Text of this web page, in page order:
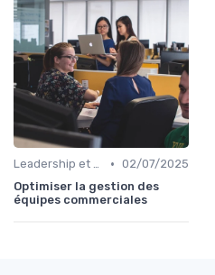
Leadership et management commercial • 02/07/2025
Optimiser la gestion des
équipes commerciales